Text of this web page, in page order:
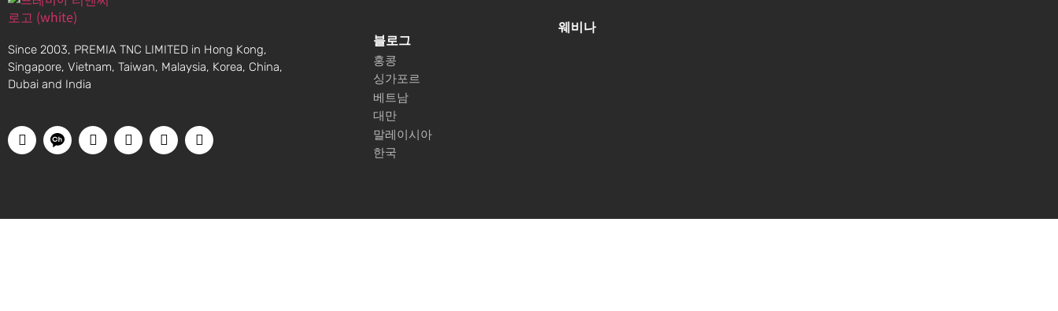
Since 2003, PREMIA TNC LIMITED in Hong Kong,
Singapore, Vietnam, Taiwan, Malaysia, Korea, China,
Dubai and India
블로그
홍콩
싱가포르
베트남
대만
말레이시아
한국
웨비나